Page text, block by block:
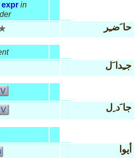
expr in
حا َضـِر
جـِدا َل
جا َد ِل
أيوا